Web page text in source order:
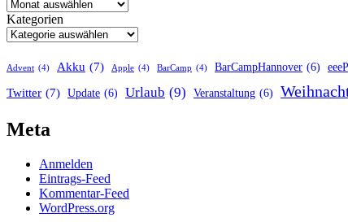
Kategorien
Advent (4) Akku (7) Apple (4) BarCamp (4) BarCampHannover (6)
Twitter (7) Update (6) Urlaub (9) Veranstaltung (6)
Meta
Anmelden
Eintrags-Feed
Kommentar-Feed
WordPress.org